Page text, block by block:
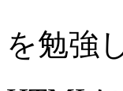
を勉強